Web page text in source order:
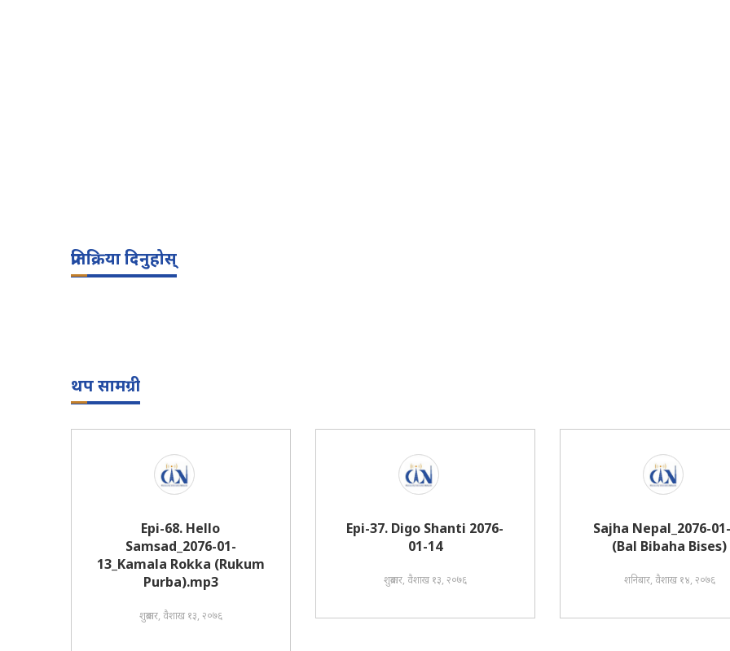
प्रतिक्रिया दिनुहोस्
थप सामग्री
Epi-68. Hello
Samsad_2076-01-
13_Kamala Rokka (Rukum
Purba).mp3
शुक्रबार, वैशाख १३, २०७६
Epi-37. Digo Shanti 2076-
01-14
शुक्रबार, वैशाख १३, २०७६
Sajha Nepal_2076-
(Bal Bibaha Bises)
शनिबार, वैशाख १४, २०७६